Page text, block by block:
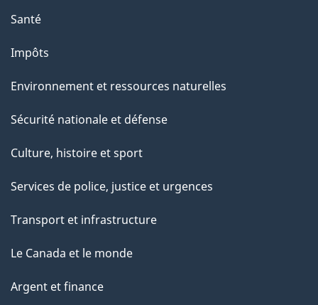
s
u
c
e
t
e
a
g
Santé
Impôts
Environnement et ressources naturelles
Sécurité nationale et défense
Culture, histoire et sport
Services de police, justice et urgences
Transport et infrastructure
Le Canada et le monde
Argent et finance